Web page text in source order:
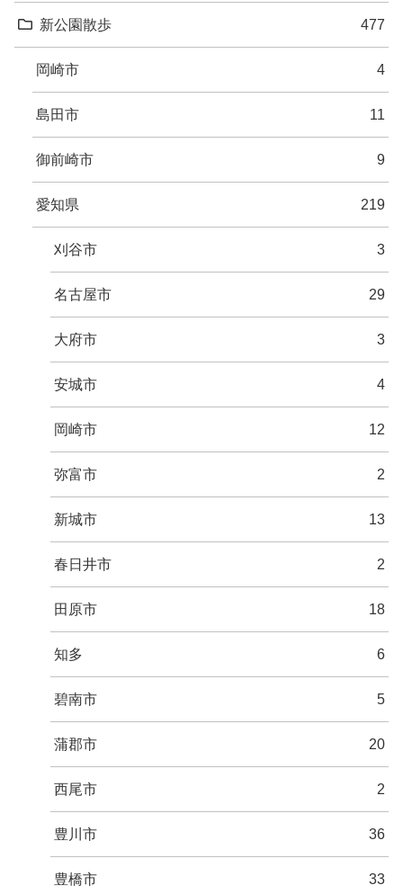
新公園散歩 477
岡崎市 4
島田市 11
御前崎市 9
愛知県 219
刈谷市 3
名古屋市 29
大府市 3
安城市 4
岡崎市 12
弥富市 2
新城市 13
春日井市 2
田原市 18
知多 6
碧南市 5
蒲郡市 20
西尾市 2
豊川市 36
豊橋市 33